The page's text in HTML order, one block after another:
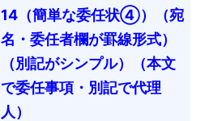
14（簡単な委任状④）（宛
名・委任者欄が罫線形式）
（別記がシンプル）（本文
で委任事項・別記で代理
人）